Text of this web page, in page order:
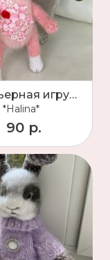
Интерьерная игрушка
*Halina*
90 р.